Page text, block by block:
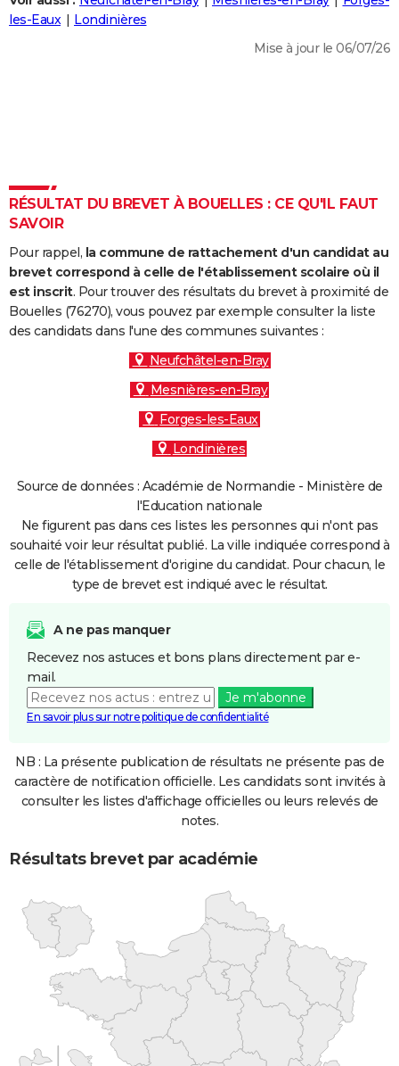
Destinations
City break
Voyage nature
Voyage de noces
Forum
Climat
+
PHOTO
Dictionnaire
Biographies
Citations
Expressions
Proverbes
PROGRAMME TV
S'inscrire
Se connecter
Lycées
Collèges
Primaires
Universités
Entreprises
Service militaire
Avis de recherche
AVIS DE DÉCÈS
FORUM
les-Eaux
Londinières
Mise à jour le 06/07/26
RÉSULTAT DU BREVET À BOUELLES : CE QU'IL FAUT
SAVOIR
Pour rappel, la commune de rattachement d'un candidat au
brevet correspond à celle de l'établissement scolaire où il
est inscrit. Pour trouver des résultats du brevet à proximité de
Bouelles (76270), vous pouvez par exemple consulter la liste
des candidats dans l'une des communes suivantes :
Neufchâtel-en-Bray
Mesnières-en-Bray
Forges-les-Eaux
Londinières
Source de données : Académie de Normandie - Ministère de
l'Education nationale
Ne figurent pas dans ces listes les personnes qui n'ont pas
souhaité voir leur résultat publié. La ville indiquée correspond à
celle de l'établissement d'origine du candidat. Pour chacun, le
type de brevet est indiqué avec le résultat.
A ne pas manquer
Recevez nos astuces et bons plans directement par e-
mail.
Je m'abonne
En savoir plus sur notre politique de confidentialité
NB : La présente publication de résultats ne présente pas de
caractère de notification officielle. Les candidats sont invités à
consulter les listes d'affichage officielles ou leurs relevés de
notes.
Résultats brevet par académie